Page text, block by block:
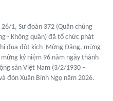
26/1, Sư đoàn 372 (Quân chủng
- Không quân) đã tổ chức phát
đua đột kích 'Mừng Đảng, mừng
kỷ niệm 96 năm ngày thành
sản Việt Nam (3/2/1930 –
đón Xuân Bính Ngọ năm 2026.